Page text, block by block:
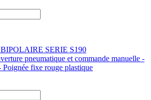
SERIE S190
pneumatique et commande manuelle -
fixe rouge plastique